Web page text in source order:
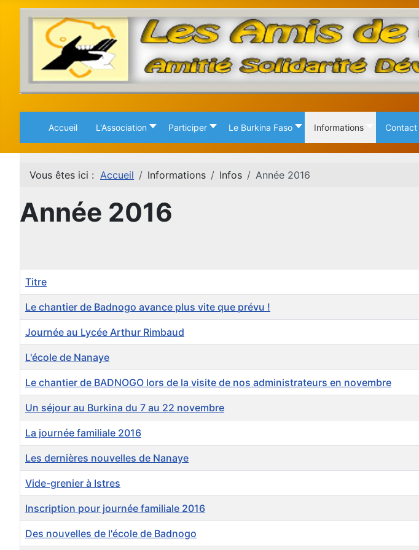
Accueil L'Association Participer Le Burkina Faso Informations Contact
Vous êtes ici : Accueil Informations Infos Année 2016
Année 2016
Titre
Le chantier de Badnogo avance plus vite que prévu !
Journée au Lycée Arthur Rimbaud
L'école de Nanaye
Le chantier de BADNOGO lors de la visite de nos administrateurs en novembre
Un séjour au Burkina du 7 au 22 novembre
La journée familiale 2016
Les dernières nouvelles de Nanaye
Vide-grenier à Istres
Inscription pour journée familiale 2016
Des nouvelles de l'école de Badnogo